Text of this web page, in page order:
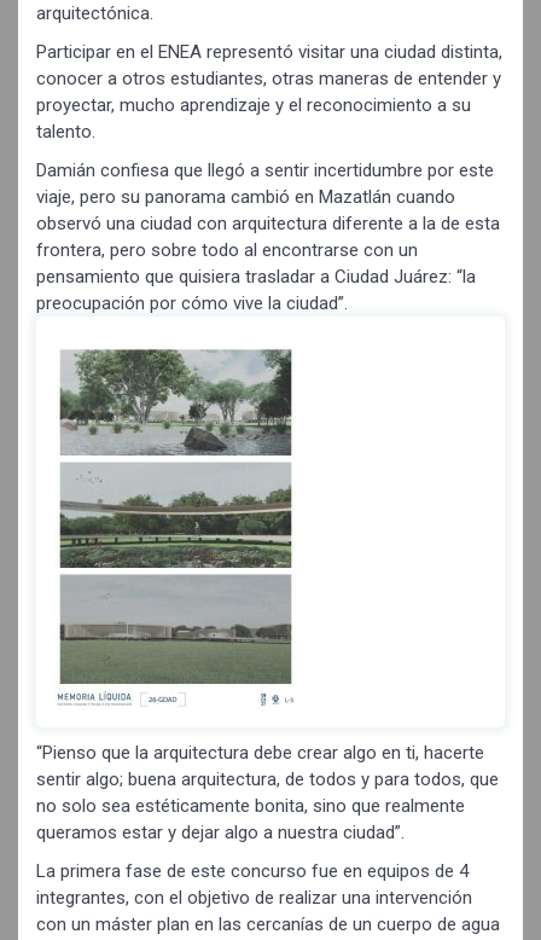
arquitectónica.
Participar en el ENEA representó visitar una ciudad distinta,
conocer a otros estudiantes, otras maneras de entender y
proyectar, mucho aprendizaje y el reconocimiento a su
talento.
Damián confiesa que llegó a sentir incertidumbre por este
viaje, pero su panorama cambió en Mazatlán cuando
observó una ciudad con arquitectura diferente a la de esta
frontera, pero sobre todo al encontrarse con un
pensamiento que quisiera trasladar a Ciudad Juárez: “la
preocupación por cómo vive la ciudad”.
“Pienso que la arquitectura debe crear algo en ti, hacerte
sentir algo; buena arquitectura, de todos y para todos, que
no solo sea estéticamente bonita, sino que realmente
queramos estar y dejar algo a nuestra ciudad”.
La primera fase de este concurso fue en equipos de 4
integrantes, con el objetivo de realizar una intervención
con un máster plan en las cercanías de un cuerpo de agua